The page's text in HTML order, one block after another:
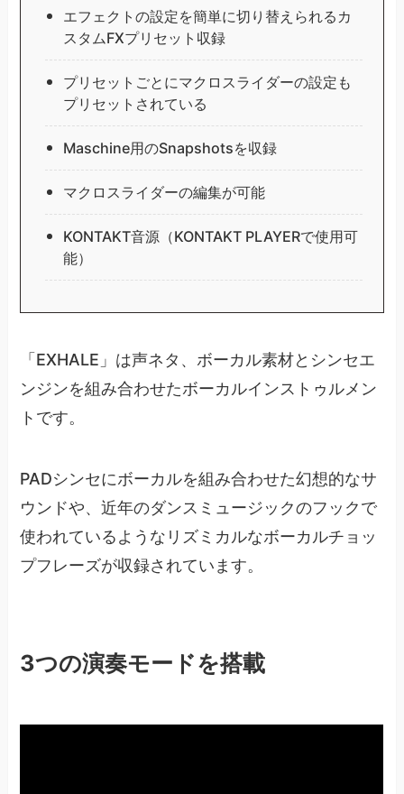
エフェクトの設定を簡単に切り替えられるカ
スタムFXプリセット収録
プリセットごとにマクロスライダーの設定も
プリセットされている
Maschine用のSnapshotsを収録
マクロスライダーの編集が可能
KONTAKT音源（KONTAKT PLAYERで使用可
能）
「EXHALE」は声ネタ、ボーカル素材とシンセエ
ンジンを組み合わせたボーカルインストゥルメン
トです。
PADシンセにボーカルを組み合わせた幻想的なサ
ウンドや、近年のダンスミュージックのフックで
使われているようなリズミカルなボーカルチョッ
プフレーズが収録されています。
3つの演奏モードを搭載